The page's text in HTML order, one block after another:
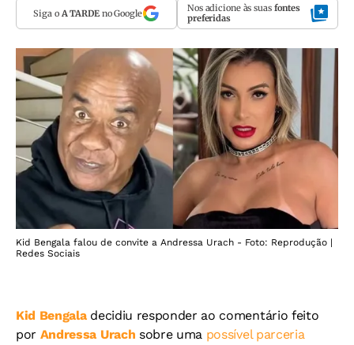
Siga o A TARDEno Google Nos adicione às suas fontes
preferidas
Kid Bengala falou de convite a Andressa Urach - Foto: Reprodução |
Redes Sociais
Kid Bengaladecidiu responder ao comentário feito
por Andressa Urach sobre uma possível parceria